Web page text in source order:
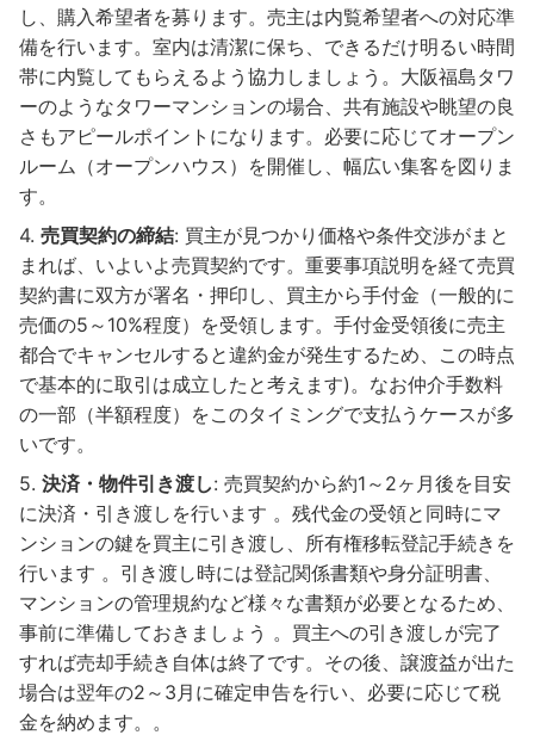
し、購入希望者を募ります。売主は内覧希望者への対応準
備を行います。室内は清潔に保ち、できるだけ明るい時間
帯に内覧してもらえるよう協力しましょう。大阪福島タワ
ーのようなタワーマンションの場合、共有施設や眺望の良
さもアピールポイントになります。必要に応じてオープン
ルーム（オープンハウス）を開催し、幅広い集客を図りま
す。
売買契約の締結: 買主が見つかり価格や条件交渉がまと
まれば、いよいよ売買契約です。重要事項説明を経て売買
契約書に双方が署名・押印し、買主から手付金（一般的に
売価の5～10%程度）を受領します。手付金受領後に売主
都合でキャンセルすると違約金が発生するため、この時点
で基本的に取引は成立したと考えます)。なお仲介手数料
の一部（半額程度）をこのタイミングで支払うケースが多
いです。
決済・物件引き渡し: 売買契約から約1～2ヶ月後を目安
に決済・引き渡しを行います 。残代金の受領と同時にマ
ンションの鍵を買主に引き渡し、所有権移転登記手続きを
行います 。引き渡し時には登記関係書類や身分証明書、
マンションの管理規約など様々な書類が必要となるため、
事前に準備しておきましょう 。買主への引き渡しが完了
すれば売却手続き自体は終了です。その後、譲渡益が出た
場合は翌年の2～3月に確定申告を行い、必要に応じて税
金を納めます。。